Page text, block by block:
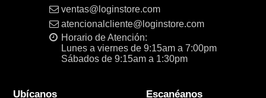
ventas@loginstore.com
atencionalcliente@loginstore.com
Horario de Atención:
Lunes a viernes de 9:15am a 7:00pm
Sábados de 9:15am a 1:30pm
Ubícanos Escanéanos